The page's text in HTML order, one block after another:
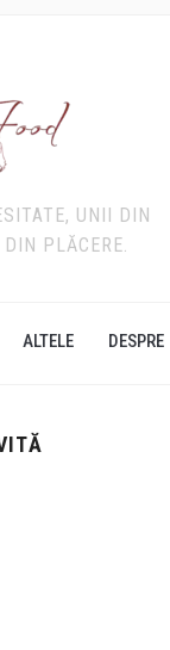
UNII DIN
PLĂCERE.
ALTELE DESPRE